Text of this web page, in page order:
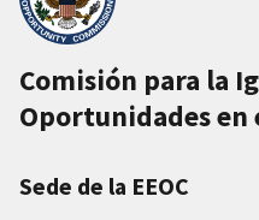
Comisión para la
Oportunidades en
Sede de la EEOC